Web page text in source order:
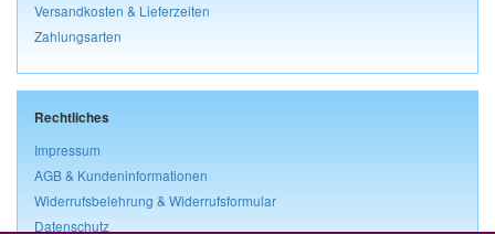
Versandkosten & Lieferzeiten
Zahlungsarten
Rechtliches
Impressum
AGB & Kundeninformationen
Widerrufsbelehrung & Widerrufsformular
Datenschutz